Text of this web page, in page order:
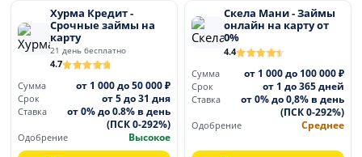
Хурма Кредит -
Срочные займы на
карту
21 день бесплатно
4.7
Сумма
от 1 000 до 50 000 ₽
Срок от 5 до 31 дня
Ставка
от 0% до 0.8% в день
(ПСК 0-292%)
Одобрение Высокое
Скела Мани - Займы
онлайн на карту от
0%
4.4
Сумма
от 1 000 до 100 000 ₽
Срок от 1 до 365 дней
Ставка
от 0% до 0,8% в день
(ПСК 0-292%)
Одобрение Среднее